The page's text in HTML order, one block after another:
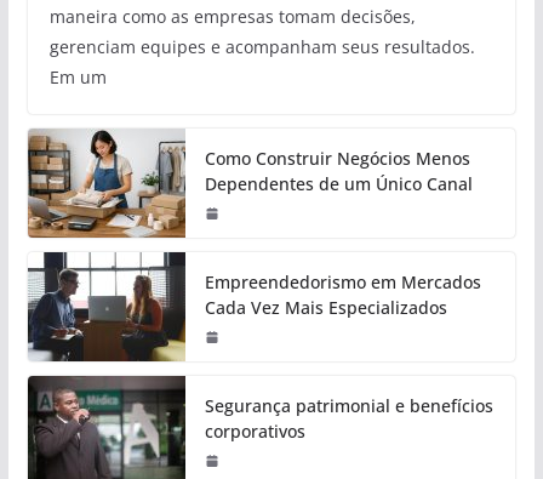
maneira como as empresas tomam decisões,
gerenciam equipes e acompanham seus resultados.
Em um
Como Construir Negócios Menos
Dependentes de um Único Canal
Empreendedorismo em Mercados
Cada Vez Mais Especializados
Segurança patrimonial e benefícios
corporativos